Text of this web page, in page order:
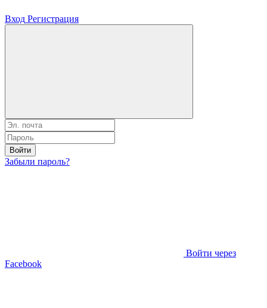
Вход Регистрация
Войти
Забыли пароль?
Войти через
Facebook